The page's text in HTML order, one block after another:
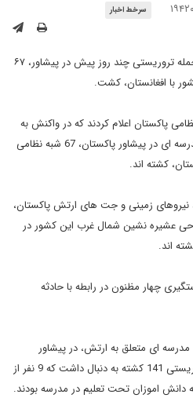
سرخط اخبار
ارتش پاکستان دیروز در واکنش به حمله تروریستی چند روز پیش در پیشاور، ۶۷
با افغانستان، کشت.
پاکستان اعلام کردند که در واکنش به
حمله تروریستی چند روز پیش به مدرسه ای در پیشاور پاکستان، 67 شبه نظامی
کشته اند.
نیروهای زمینی و جت های ارتش پاکستان،
عشیره نشین شمال غرب این کشور در
چهار مظنون در رابطه با حادثه
ای متعلق به ارتش، در پیشاور
پاکستان حمله کردند. این حادثه تروریستی 141 کشته به دنبال داشت که 9 نفر از
دانش اموزان تحت تعلیم در مدرسه بودند.